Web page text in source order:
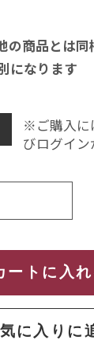
商品とは同
になります
※ご購入に
びログイ
ートに入れ
に入りに